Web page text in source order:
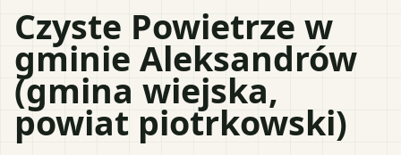
Czyste Powietrze w
gminie Aleksandrów
(gmina wiejska,
powiat piotrkowski)